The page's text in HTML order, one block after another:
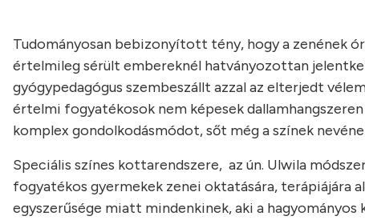
Tudományosan bebizonyított tény, hogy a zenének
értelmileg sérült embereknél hatványozottan
gyógypedagógus szembeszállt azzal az elterjedt
értelmi fogyatékosok nem képesek
komplex gondolkodásmódot, sőt még a színek
Speciális színes kottarendszere, az ún. Ulwila
fogyatékos gyermekek zenei oktatására, terápiájára
egyszerűsége miatt mindenkinek, aki a